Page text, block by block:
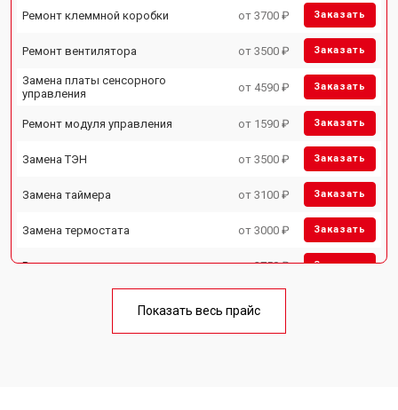
Ремонт клеммной коробки от 3700 ₽ Заказать
Ремонт вентилятора от 3500 ₽ Заказать
Замена платы сенсорного
управления
от 4590 ₽ Заказать
Ремонт модуля управления от 1590 ₽ Заказать
Замена ТЭН от 3500 ₽ Заказать
Замена таймера от 3100 ₽ Заказать
Замена термостата от 3000 ₽ Заказать
Ремонт электропроводки от 2750 ₽ Заказать
Ремонт чугунной конфорки от 2600 ₽
Показать весь прайс